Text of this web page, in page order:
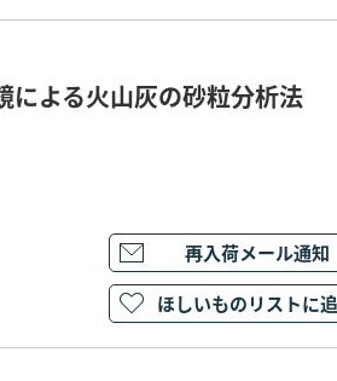
よる火山灰の砂粒分析法
再入荷メール通知
ほしいものリストに